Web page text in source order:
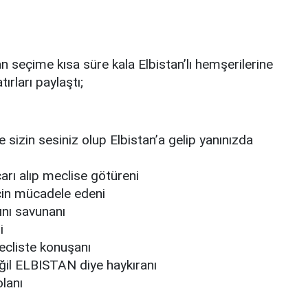
kısa süre kala Elbistan’lı hemşerilerine
paylaştı;
sesiniz olup Elbistan’a gelip yanınızda
alıp meclise götüreni
mücadele edeni
savunanı
konuşanı
ELBISTAN diye haykıranı